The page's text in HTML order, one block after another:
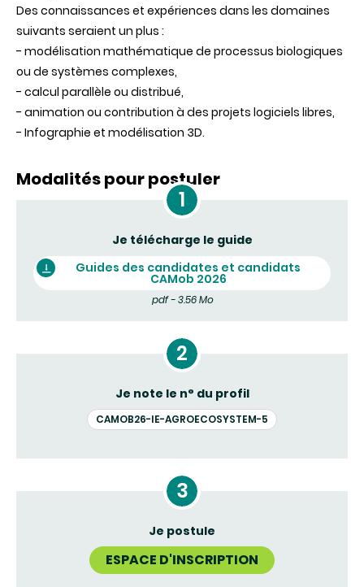
Des connaissances et expériences dans les domaines
suivants seraient un plus :
- modélisation mathématique de processus biologiques
ou de systèmes complexes,
- calcul parallèle ou distribué,
- animation ou contribution à des projets logiciels libres,
- Infographie et modélisation 3D.
Modalités pour postuler
Je télécharge le guide
Guides des candidates et candidats
CAMob 2026
pdf - 3.56 Mo
Je note le n° du profil
CAMOB26-IE-AGROECOSYSTEM-5
Je postule
ESPACE D'INSCRIPTION